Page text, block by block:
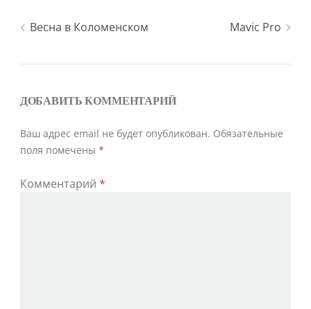
r o
Навигация
по
Весна в Коломенском Mavic Pro
ДОБАВИТЬ КОММЕНТАРИЙ
Ваш адрес email не будет опубликован. Обязательные
поля помечены *
Комментарий *